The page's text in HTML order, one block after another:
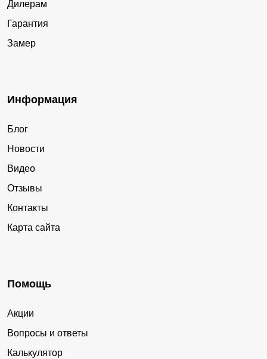
Дилерам
Гарантия
Замер
Информация
Блог
Новости
Видео
Отзывы
Контакты
Карта сайта
Помощь
Акции
Вопросы и ответы
Калькулятор